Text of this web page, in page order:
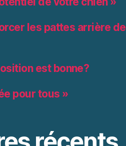
les pattes arrière de
est bonne?
pour tous »